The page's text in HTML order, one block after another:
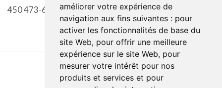
améliorer votre expérience de
navigation aux fins suivantes : pour
activer les fonctionnalités de base du
site Web, pour offrir une meilleure
expérience sur le site Web, pour
mesurer votre intérêt pour nos
produits et services et pour
450 473-6811 poste 44483
Last update : 9 July 2026